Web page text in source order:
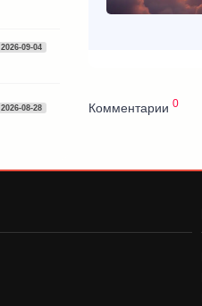
Комментарии 0
2026-09-04
2026-08-28